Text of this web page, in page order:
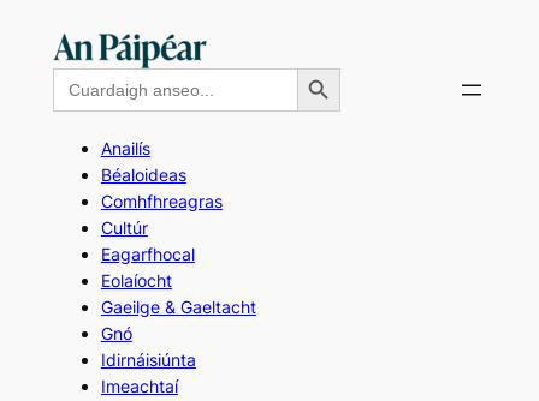
contentSearch
for:
Search Button
Anailís
Béaloideas
Comhfhreagras
Cultúr
Eagarfhocal
Eolaíocht
Gaeilge & Gaeltacht
Gnó
Idirnáisiúnta
Imeachtaí